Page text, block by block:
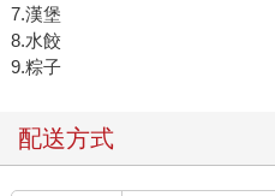
7.漢堡
8.水餃
9.粽子
配送方式